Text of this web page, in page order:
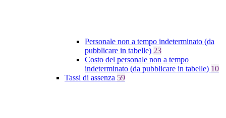
Personale non a tempo indeterminato (da
pubblicare in tabelle) 23
Costo del personale non a tempo
indeterminato (da pubblicare in tabelle) 10
Tassi di assenza 59